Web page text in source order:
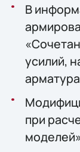
В
усилий,
при